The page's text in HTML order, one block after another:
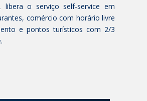
libera o serviço self-service em
comércio com horário livre
e pontos turísticos com 2/3